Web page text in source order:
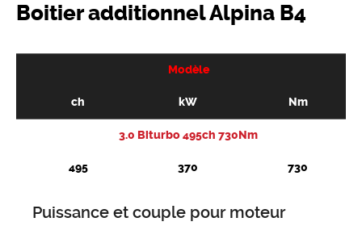
Boitier additionnel Alpina B4
Modèle
ch kW Nm
3.0 Biturbo 495ch 730Nm
495 370 730
Puissance et couple pour moteur